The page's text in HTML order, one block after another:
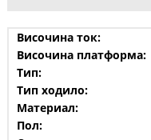
Височина ток:
Височина платформа:
Тип:
Тип ходило:
Материал:
Пол: